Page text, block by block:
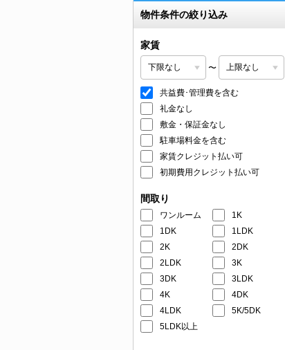
物件条件の絞り込み
家賃
〜
共益費･管理費を含む
礼金なし
敷金・保証金なし
駐車場料金を含む
家賃クレジット払い可
初期費用クレジット払い可
間取り
ワンルーム
1K
1DK
1LDK
2K
2DK
2LDK
3K
3DK
3LDK
4K
4DK
4LDK
5K/5DK
5LDK以上